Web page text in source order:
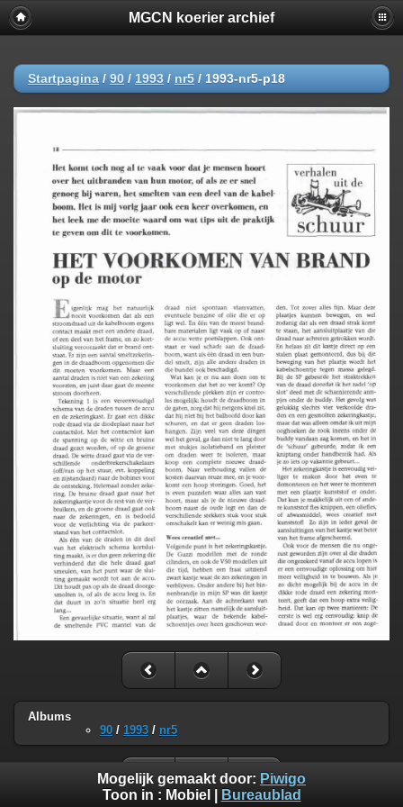
MGCN koerier archief
Startpagina / 90 / 1993 / nr5 / 1993-nr5-p18
Albums
90 / 1993 / nr5
Mogelijk gemaakt door: Piwigo
Toon in : Mobiel Bureaublad